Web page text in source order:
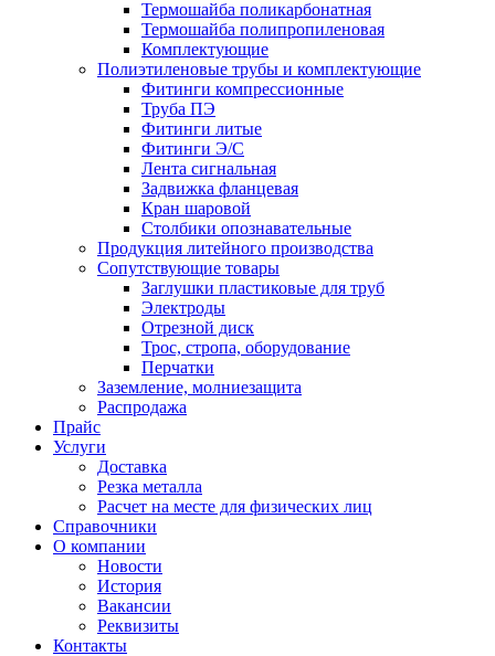
Термошайба поликарбонатная
Термошайба полипропиленовая
Комплектующие
Полиэтиленовые трубы и комплектующие
Фитинги компрессионные
Труба ПЭ
Фитинги литые
Фитинги Э/С
Лента сигнальная
Задвижка фланцевая
Кран шаровой
Столбики опознавательные
Продукция литейного производства
Сопутствующие товары
Заглушки пластиковые для труб
Электроды
Отрезной диск
Трос, стропа, оборудование
Перчатки
Заземление, молниезащита
Распродажа
Прайс
Услуги
Доставка
Резка металла
Расчет на месте для физических лиц
Справочники
О компании
Новости
История
Вакансии
Реквизиты
Контакты